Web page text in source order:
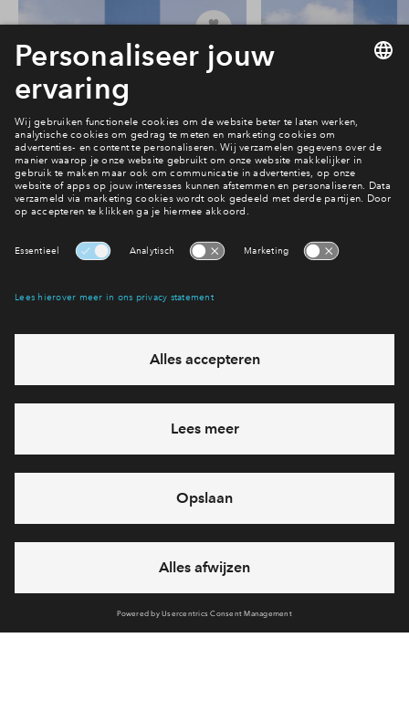
#013
In optie
Rijwoning type Beatrice #013
Park Vredenburgh
In optie
Rijwoning type
Park
Interesse? Meld je dan snel aan
Heb je een vraag en wil je direct antwoord? Bel ons op
6 dagen per week beschikbaar (behalve tijdens